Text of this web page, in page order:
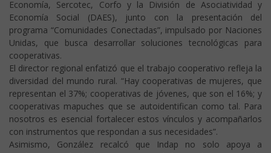
Economía, Sercotec, Corfo y la División de Asociatividad y
Economía Social (DAES), junto con la presentación del
programa “Comunidades Conectadas”, impulsado por Naciones
Unidas, que busca desarrollar soluciones tecnológicas para
cooperativas.
El director regional enfatizó que el trabajo cooperativo refleja la
diversidad del mundo rural. “Hay cooperativas de mujeres, que
representan el 37%; cooperativas de jóvenes, que son el 16%; y
cooperativas mapuches que se autoidentifican como tal. Para
nosotros es esencial fortalecer estos vínculos y acompañarlos
con instrumentos que respondan a sus necesidades”.
Asimismo, González recalcó que Indap no solo apoya a